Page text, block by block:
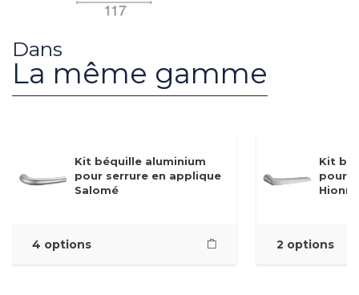
Dans
La même gamme
Kit béquille aluminium
pour serrure en applique
Salomé
4 options
Kit
pour
Hionna
2 options